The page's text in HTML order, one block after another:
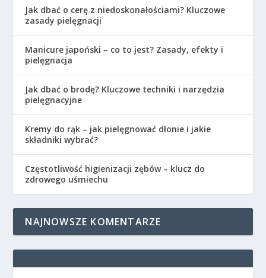
Jak dbać o cerę z niedoskonałościami? Kluczowe
zasady pielęgnacji
Manicure japoński – co to jest? Zasady, efekty i
pielęgnacja
Jak dbać o brodę? Kluczowe techniki i narzędzia
pielęgnacyjne
Kremy do rąk – jak pielęgnować dłonie i jakie
składniki wybrać?
Częstotliwość higienizacji zębów – klucz do
zdrowego uśmiechu
NAJNOWSZE KOMENTARZE